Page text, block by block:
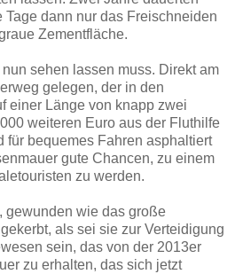
dann nur das Freischneiden
Zementfläche.
sehen lassen muss. Direkt am
gelegen, der in den
einer Länge von knapp zwei
weiteren Euro aus der Fluthilfe
für bequemes Fahren asphaltiert
gute Chancen, zu einem
zu werden.
gewunden wie das große
als sei sie zur Verteidigung
sein, das von der 2013er
zu erhalten, das sich jetzt